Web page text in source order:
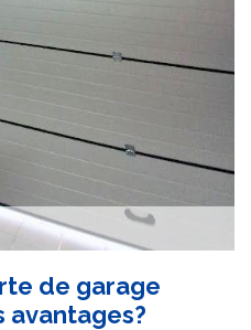
de garage